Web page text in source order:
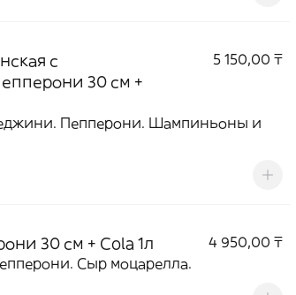
с
30 см +
5 150,00 ₸
Пепперони. Шампиньоны и
30 см + Cola 1л
4 950,00 ₸
Сыр моцарелла.